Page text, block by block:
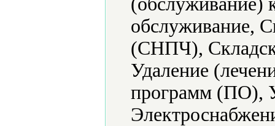
обслуживание,
(СНПЧ),
Удаление
программ (ПО),